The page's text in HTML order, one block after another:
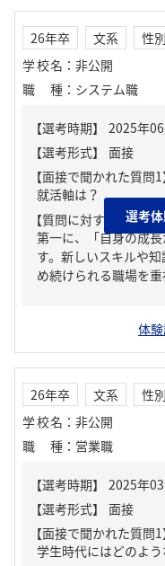
26年卒 文系
性
学校名 ： 非公開
職種 ： システム職
【面接で聞かれた質問1
就活軸は？
【質問に対する回答1】
第一に、「自身の成
す。新しいスキルや
め続けられる職場を
選考体
体
26年卒 文系
性
学校名 ： 非公開
職種 ： 営業職
【面接で聞かれた質問1
学生時代にはどのよ